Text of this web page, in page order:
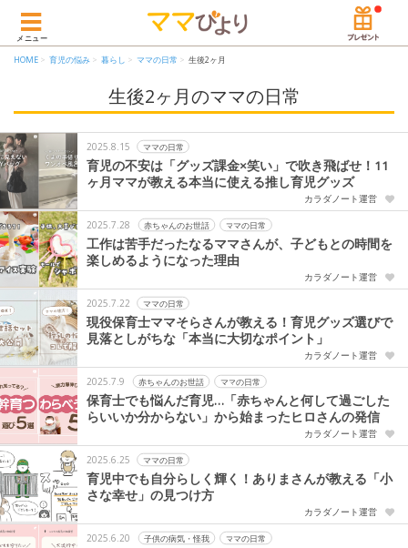
メニュー
HOME 育児の悩み 暮らし ママの日常 生後2ヶ月
生後2ヶ月のママの日常
2025.8.15 ママの日常
育児の不安は「グッズ課金×笑い」で吹き飛ばせ！11
ヶ月ママが教える本当に使える推し育児グッズ
カラダノート運営
2025.7.28 赤ちゃんのお世話 ママの日常
工作は苦手だったなるママさんが、子どもとの時間を
楽しめるようになった理由
カラダノート運営
2025.7.22 ママの日常
現役保育士ママそらさんが教える！育児グッズ選びで
見落としがちな「本当に大切なポイント」
カラダノート運営
2025.7.9 赤ちゃんのお世話 ママの日常
保育士でも悩んだ育児…「赤ちゃんと何して過ごした
らいいか分からない」から始まったヒロさんの発信
カラダノート運営
2025.6.25 ママの日常
育児中でも自分らしく輝く！ありまさんが教える「小
さな幸せ」の見つけ方
カラダノート運営
2025.6.20 子供の病気・怪我 ママの日常